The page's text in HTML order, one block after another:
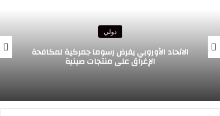
الرئيس الغاني يبعث تحياته الأخوية إلى جلالة
الملك ويعرب عن ارتياحه للتقدم المحرز في إطار
التعاون الثنائي مع المغرب